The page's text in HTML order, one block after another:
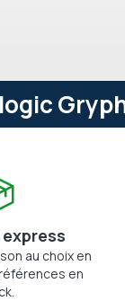
au choix en
en